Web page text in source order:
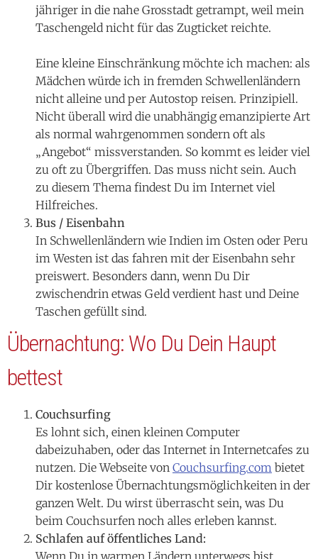
jähriger in die nahe Grosstadt getrampt, weil mein
Taschengeld nicht für das Zugticket reichte.
Eine kleine Einschränkung möchte ich machen: als
Mädchen würde ich in fremden Schwellenländern
nicht alleine und per Autostop reisen. Prinzipiell.
Nicht überall wird die unabhängig emanzipierte Art
als normal wahrgenommen sondern oft als
„Angebot“ missverstanden. So kommt es leider viel
zu oft zu Übergriffen. Das muss nicht sein. Auch
zu diesem Thema findest Du im Internet viel
Hilfreiches.
Bus / Eisenbahn
In Schwellenländern wie Indien im Osten oder Peru
im Westen ist das fahren mit der Eisenbahn sehr
preiswert. Besonders dann, wenn Du Dir
zwischendrin etwas Geld verdient hast und Deine
Taschen gefüllt sind.
Übernachtung: Wo Du Dein Haupt
bettest
Couchsurfing
Es lohnt sich, einen kleinen Computer
dabeizuhaben, oder das Internet in Internetcafes zu
nutzen. Die Webseite von Couchsurfing.com bietet
Dir kostenlose Übernachtungsmöglichkeiten in der
ganzen Welt. Du wirst überrascht sein, was Du
beim Couchsurfen noch alles erleben kannst.
Schlafen auf öffentliches Land:
Wenn Du in warmen Ländern unterwegs bist,